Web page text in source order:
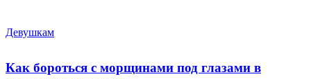
Девушкам
Как бороться с морщинами под глазами в